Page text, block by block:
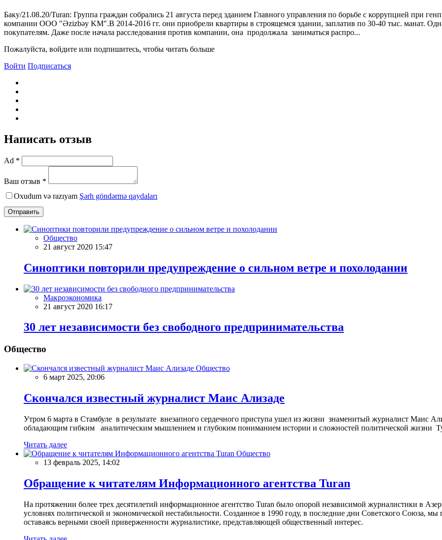
Баку/21.08.20/Turan: Группа граждан собрались 21 августа перед зданием Главного управления по борьбе с коррупцией при
компании ООО "Əzizbəy KM".В 2014-2016 гг. они приобрели квартиры в строящемся здании, заплатив по 30-40 тыс. манат.
покупателям. Даже после начала расследования против компании, она продолжала заниматься распро...
Пожалуйста, войдите или подпишитесь, чтобы читать больше
Войти Подписаться
Написать отзыв
Ad *
Ваш отзыв *
Oxudum və razıyam Şərh göndərmə qaydaları
Отправить
Общество
21 август 2020 15:47
Синоптики повторили предупреждение о сильном ветре и похолодании
Макроэкономика
21 август 2020 16:17
30 лет независимости без свободного предпринимательства
Общество
Общество
6 март 2025, 20:06
Скончался известный журналист Маис Ализаде
Утром 6 марта в Стамбуле в результате внезапного сердечного приступа ушел из жизни знаменитый журналист Маис
обладающим гибким аналитическим мышлением и глубоким пониманием истории и сложностей политической жизни
Читать далее
Общество
13 февраль 2025, 14:02
Обращение к читателям Информационного агентства Turan
На протяжении более трех десятилетий информационное агентство Turan было опорой независимой журналистики в
условиях политической и экономической нестабильности. Созданное в 1990 году, в последние дни Советского Союза,
оставаясь верными своей приверженности журналистике, представляющей общественный интерес.